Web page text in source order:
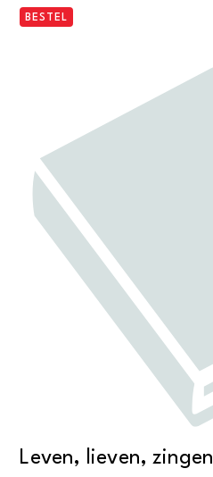
BESTEL
Leven, lieven, zingen